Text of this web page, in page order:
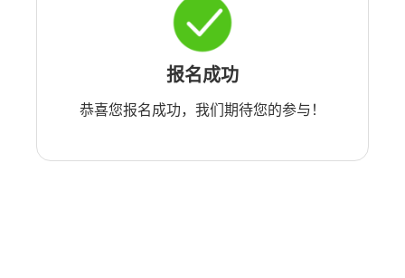
报名成功
恭喜您报名成功，我们期待您的参与！